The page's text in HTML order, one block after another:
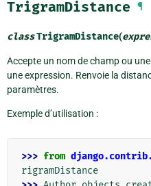
TrigramDistance ¶
classTrigramDistance(
Accepte un nom de champ ou
une expression. Renvoie la
paramètres.
Exemple d’utilisation :
>>> from
rigramDistance